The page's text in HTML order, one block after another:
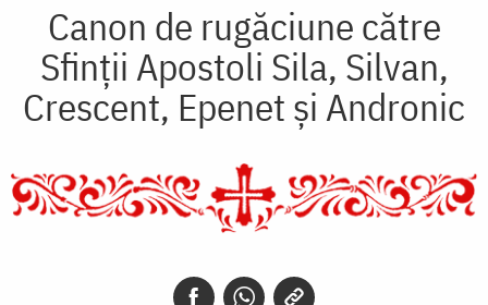
Canon de rugăciune către
Sfinţii Apostoli Sila, Silvan,
Crescent, Epenet şi Andronic